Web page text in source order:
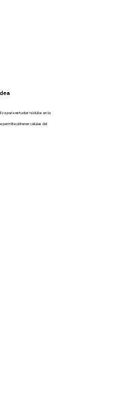
para estudiar nódulos en la
permite obtener células del